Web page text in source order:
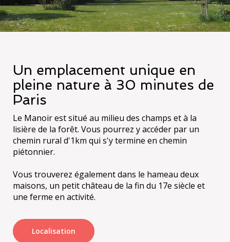
Un emplacement unique en
pleine nature à 30 minutes de
Paris
Le Manoir est situé au milieu des champs et à la
lisière de la forêt. Vous pourrez y accéder par un
chemin rural d'1km qui s'y termine en chemin
piétonnier.
Vous trouverez également dans le hameau deux
maisons, un petit château de la fin du 17e siècle et
une ferme en activité.
Localisation